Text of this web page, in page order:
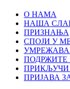
О НАМА
НАША
ПРИЗНАЊА
СПОЈИ У
ПОДРЖИТЕ
ПРИКЉУЧИ
ПРИЈАВА